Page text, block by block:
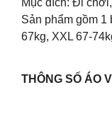
Sản phẩm gồm 1
67kg, XXL 67-
THÔNG SỐ ÁO